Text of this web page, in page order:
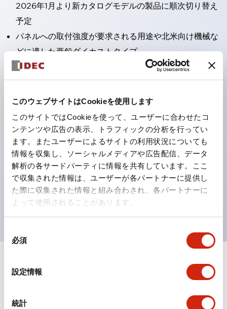
このウェブサイトはCookieを使用します
このサイトではCookieを使って、ユーザーに合わせたコ
ンテンツや広告の表示、トラフィックの分析を行ってい
ます。またユーザーによるサイトの利用状況についても
情報を収集し、ソーシャルメディアや広告配信、データ
解析の各サードパーティに情報を共有しています。ここ
で収集された情報は、ユーザーが各パートナーに提供し
た際に収集された情報と組み合わされ、各パートナーに
よって使用されることがあります。
必須
設定情報
統計
2026年1月より新カタログモデルの製品に順次切り替え
予定
パネルへの取付強度が要求される用途や北米向け機械な
どに適した亜鉛ダイカストタイプ
フィンガープロテクション構造、ねじアップ端子構造、
保護構造IP20に対応したHW-U形コンタクトブロック
を搭載。
高電圧タイプのLED球が搭載可能になり、ダイレクト
タイプの定格使用電圧が最大240Vまで対応可能になり
ました。
ひとつで6色の役をこなすLED球（LSRD球）。これま
で色ごとに分かれていたLED球を、1色のLED球で各色
を表現できるようにしました。
UL、CSA、TÜV、CCC認証品。
仕様 すべて展開+